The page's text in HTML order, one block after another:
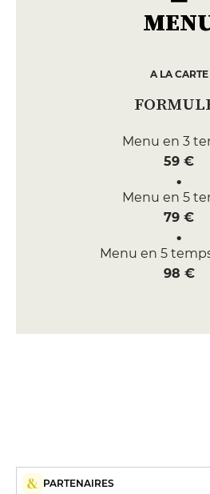
A LA CARTE
Menu en 3
59 €
Menu en 5
79 €
Menu en 5
98 €
PARTENAIRES